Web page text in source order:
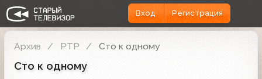
Вход Регистрация
Архив РТР Сто к одному
Сто к одному